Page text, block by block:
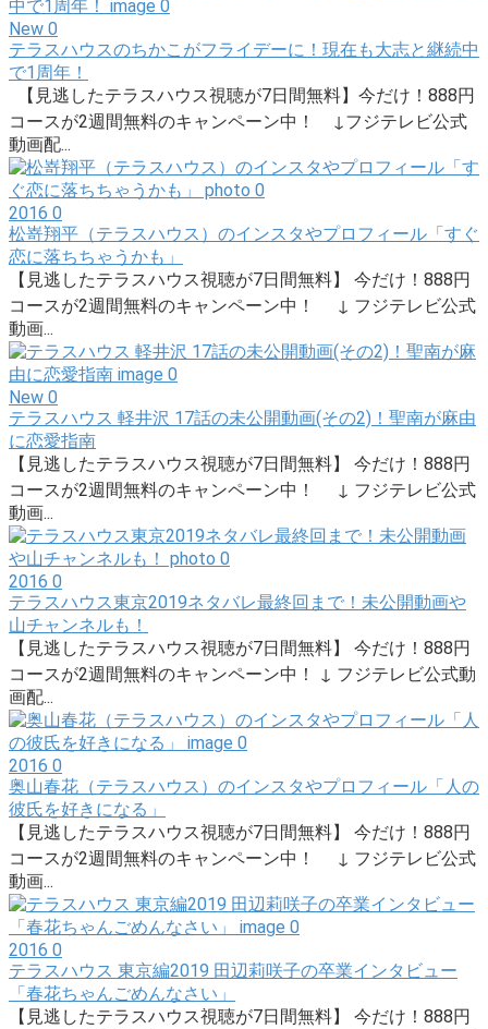
New 0
テラスハウスのちかこがフライデーに！現在も大志と継続中
で1周年！
【見逃したテラスハウス視聴が7日間無料】今だけ！888円
コースが2週間無料のキャンペーン中！ ↓フジテレビ公式
動画配...
2016 0
松嵜翔平（テラスハウス）のインスタやプロフィール「すぐ
恋に落ちちゃうかも」
【見逃したテラスハウス視聴が7日間無料】 今だけ！888円
コースが2週間無料のキャンペーン中！ ↓ フジテレビ公式
動画...
New 0
テラスハウス 軽井沢 17話の未公開動画(その2)！聖南が麻由
に恋愛指南
【見逃したテラスハウス視聴が7日間無料】 今だけ！888円
コースが2週間無料のキャンペーン中！ ↓ フジテレビ公式
動画...
2016 0
テラスハウス東京2019ネタバレ最終回まで！未公開動画や
山チャンネルも！
【見逃したテラスハウス視聴が7日間無料】 今だけ！888円
コースが2週間無料のキャンペーン中！ ↓ フジテレビ公式動
画配...
2016 0
奥山春花（テラスハウス）のインスタやプロフィール「人の
彼氏を好きになる」
【見逃したテラスハウス視聴が7日間無料】 今だけ！888円
コースが2週間無料のキャンペーン中！ ↓ フジテレビ公式
動画...
2016 0
テラスハウス 東京編2019 田辺莉咲子の卒業インタビュー
「春花ちゃんごめんなさい」
【見逃したテラスハウス視聴が7日間無料】 今だけ！888円